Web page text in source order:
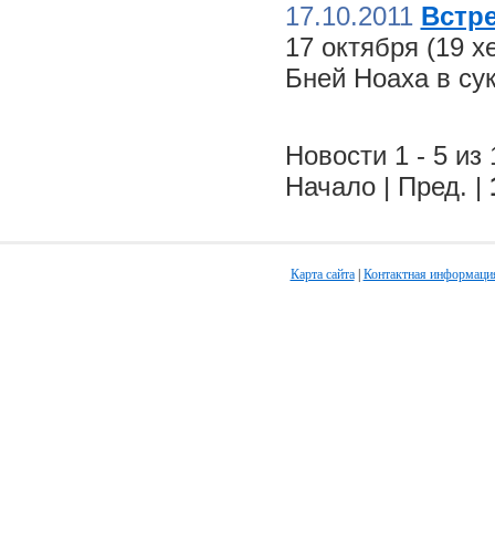
17.10.2011
17 октября (19
Бней Ноаха в
Новости 1 - 5 из
Начало | Пред. |
Карта сайта| Контактная